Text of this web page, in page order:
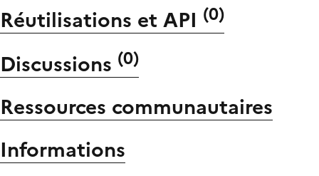
Réutilisations et API (0)
Discussions (0)
Ressources communautaires
Informations